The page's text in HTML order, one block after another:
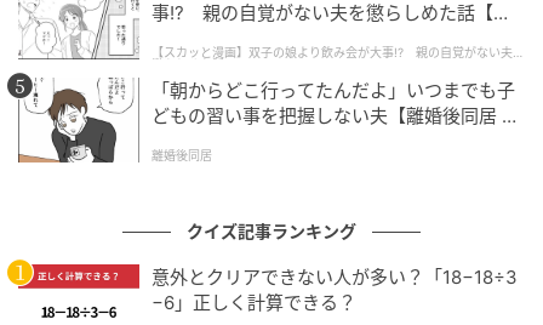
事!? 親の自覚がない夫を懲らしめた話【第1
【スカッと漫画】双子の娘より飲み会が大事!? 親の自覚がない夫を
懲らしめた話
「朝からどこ行ってたんだよ」いつまでも子
どもの習い事を把握しない夫【離婚後同居 Vo
離婚後同居
クイズ記事ランキング
意外とクリアできない人が多い？「18−18÷3
−6」正しく計算できる？